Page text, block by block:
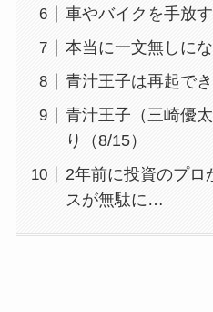
車やバイクを手放す
本当に一文無しに
青汁王子は再起で
青汁王子（三崎優
り（8/15）
2年前に投資のプロ
スが無駄に…